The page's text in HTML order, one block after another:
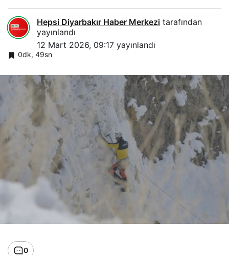
Hepsi Diyarbakır Haber Merkezi tarafından
yayınlandı
12 Mart 2026, 09:17 yayınlandı
0dk, 49sn
0